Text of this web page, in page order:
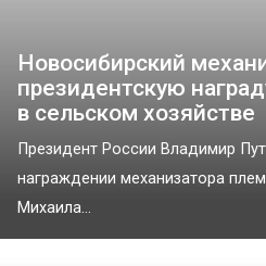
Новосибирский
президентскую
в сельском хозяйстве
Президент России Владимир
награждении механизатора
Михаила...